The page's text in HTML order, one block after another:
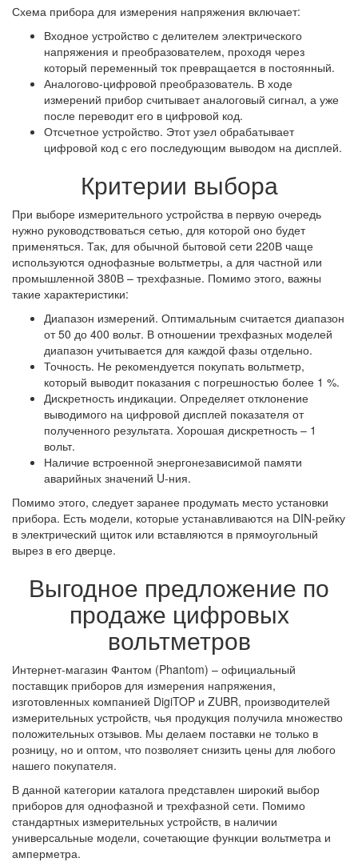
Схема прибора для измерения напряжения включает:
Входное устройство с делителем электрического
напряжения и преобразователем, проходя через
который переменный ток превращается в постоянный.
Аналогово-цифровой преобразователь. В ходе
измерений прибор считывает аналоговый сигнал, а уже
после переводит его в цифровой код.
Отсчетное устройство. Этот узел обрабатывает
цифровой код с его последующим выводом на дисплей.
Критерии выбора
При выборе измерительного устройства в первую очередь
нужно руководствоваться сетью, для которой оно будет
применяться. Так, для обычной бытовой сети 220В чаще
используются однофазные вольтметры, а для частной или
промышленной 380В – трехфазные. Помимо этого, важны
такие характеристики:
Диапазон измерений. Оптимальным считается диапазон
от 50 до 400 вольт. В отношении трехфазных моделей
диапазон учитывается для каждой фазы отдельно.
Точность. Не рекомендуется покупать вольтметр,
который выводит показания с погрешностью более 1 %.
Дискретность индикации. Определяет отклонение
выводимого на цифровой дисплей показателя от
полученного результата. Хорошая дискретность – 1
вольт.
Наличие встроенной энергонезависимой памяти
аварийных значений U-ния.
Помимо этого, следует заранее продумать место установки
прибора. Есть модели, которые устанавливаются на DIN-рейку
в электрический щиток или вставляются в прямоугольный
вырез в его дверце.
Выгодное предложение по
продаже цифровых
вольтметров
Интернет-магазин Фантом (Phantom) – официальный
поставщик приборов для измерения напряжения,
изготовленных компанией DigiTOP и ZUBR, производителей
измерительных устройств, чья продукция получила множество
положительных отзывов. Мы делаем поставки не только в
розницу, но и оптом, что позволяет снизить цены для любого
нашего покупателя.
В данной категории каталога представлен широкий выбор
приборов для однофазной и трехфазной сети. Помимо
стандартных измерительных устройств, в наличии
универсальные модели, сочетающие функции вольтметра и
амперметра.